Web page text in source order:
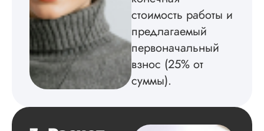
Диссертацию
на совесть: тут и
структура, и
оформление.
самостоятельно
исследования,
грамотно
стоимость работы и
предлагаемый
первоначальный
взнос (25% от
суммы).